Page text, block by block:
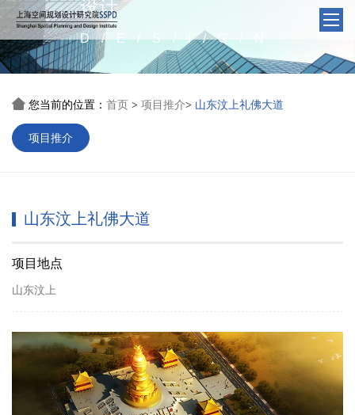
设计
D/E/S/I/G/N
 您当前的位置： 首页 > 项目推介> 山东汶上礼佛大道
项目推介
山东汶上礼佛大道
项目地点
山东汶上